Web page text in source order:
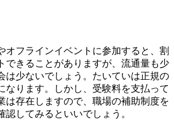
オフラインイベントに参加すると、割
できることがありますが、流通量も少
は少ないでしょう。たいていは正規の
なります。しかし、受験料を支払って
は存在しますので、 職場の補助制度を
認してみるといいでしょう。